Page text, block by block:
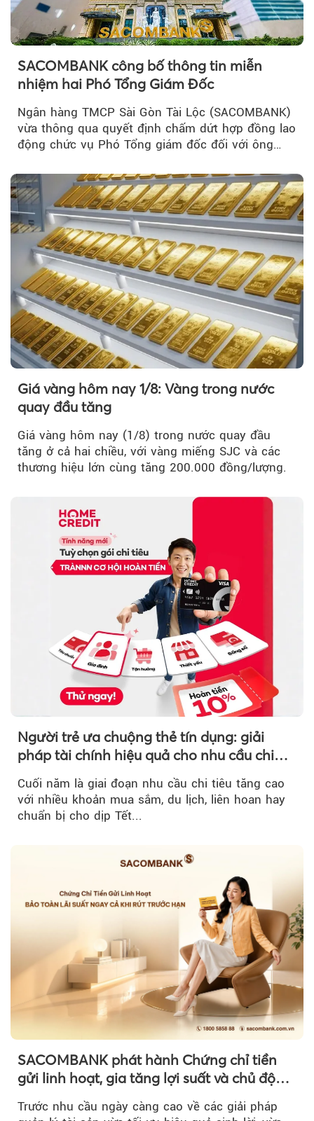
SACOMBANK công bố thông tin miễn
nhiệm hai Phó Tổng Giám Đốc
Ngân hàng TMCP Sài Gòn Tài Lộc (SACOMBANK)
vừa thông qua quyết định chấm dứt hợp đồng lao
động chức vụ Phó Tổng giám đốc đối với ông
Giá vàng hôm nay 1/8: Vàng trong nước
quay đầu tăng
Giá vàng hôm nay (1/8) trong nước quay đầu
tăng ở cả hai chiều, với vàng miếng SJC và các
thương hiệu lớn cùng tăng 200.000 đồng/lượng.
Người trẻ ưa chuộng thẻ tín dụng: giải
pháp tài chính hiệu quả cho nhu cầu chi
Cuối năm là giai đoạn nhu cầu chi tiêu tăng cao
với nhiều khoản mua sắm, du lịch, liên hoan hay
chuẩn bị cho dịp Tết...
SACOMBANK phát hành Chứng chỉ tiền
gửi linh hoạt, gia tăng lợi suất và chủ động
nguồn vốn cho khách hàng
Trước nhu cầu ngày càng cao về các giải pháp